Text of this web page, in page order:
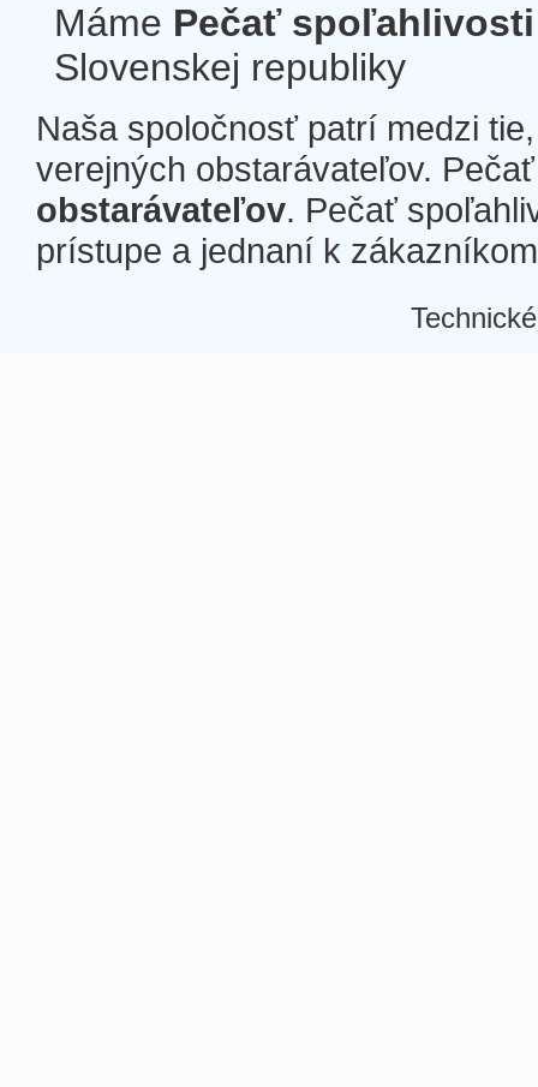
Máme Pečať spoľahlivosti
Slovenskej republiky
Naša spoločnosť patrí medzi
verejných obstarávateľov.
obstarávateľov. Pečať
prístupe a jednaní k